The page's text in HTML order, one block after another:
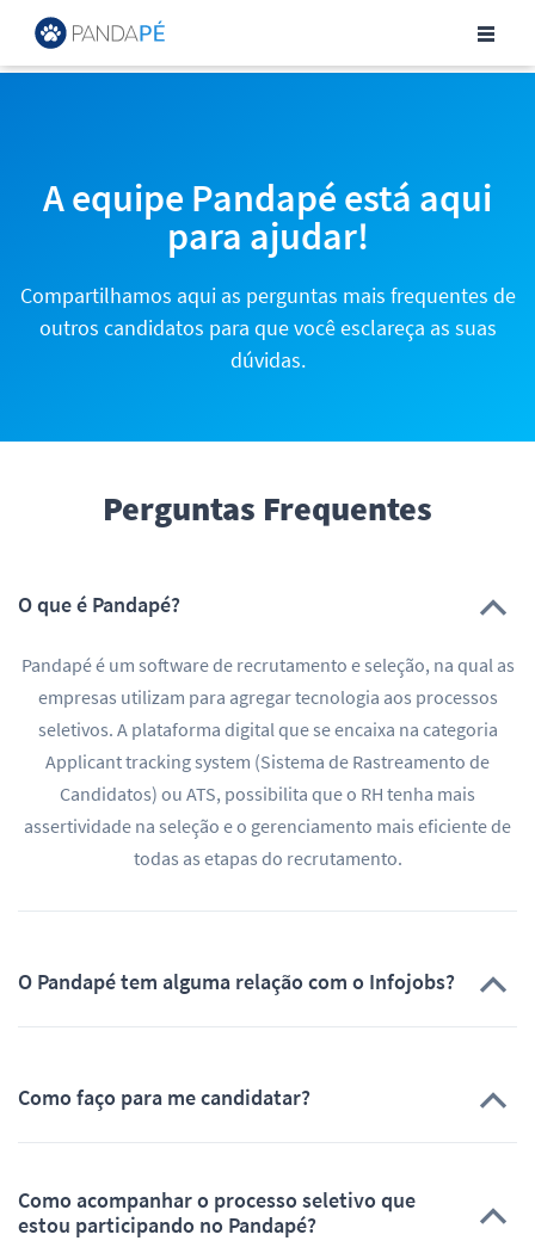
Central de Ajuda para
A equipe Pandapé está aqui
para ajudar!
Compartilhamos aqui as perguntas mais frequentes de
outros candidatos para que você esclareça as suas
dúvidas.
Perguntas Frequentes
O que é Pandapé?
Pandapé é um software de recrutamento e seleção, na qual as
empresas utilizam para agregar tecnologia aos processos
seletivos. A plataforma digital que se encaixa na categoria
Applicant tracking system (Sistema de Rastreamento de
Candidatos) ou ATS, possibilita que o RH tenha mais
assertividade na seleção e o gerenciamento mais eficiente de
todas as etapas do recrutamento.
O Pandapé tem alguma relação com o Infojobs?
Como faço para me candidatar?
Como acompanhar o processo seletivo que
estou participando no Pandapé?